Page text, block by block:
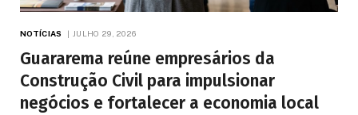
NOTÍCIAS JULHO 29, 2026
Guararema reúne empresários da
Construção Civil para impulsionar
negócios e fortalecer a economia local